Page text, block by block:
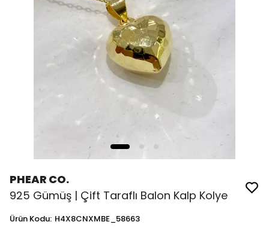
PHEAR CO.
925 Gümüş | Çift Taraflı Balon Kalp Kolye
Ürün Kodu: H4X8CNXMBE_58663